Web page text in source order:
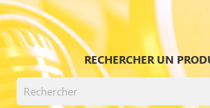
RECHERCHER UN